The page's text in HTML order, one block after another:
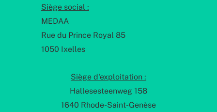
Siège social :
MEDAA
Rue du Prince Royal 85
1050 Ixelles
Siège d'exploitation :
Hallesesteenweg 158
1640 Rhode-Saint-Genèse